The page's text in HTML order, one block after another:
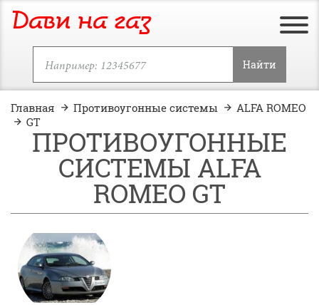
Дави на газ
Найти
Главная Противоугонные системы
ALFA ROMEO
GT
ПРОТИВОУГОННЫЕ
СИСТЕМЫ ALFA
ROMEO GT